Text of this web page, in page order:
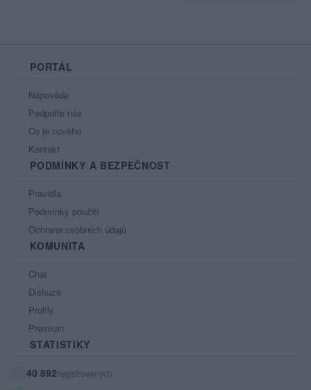
PORTÁL
Nápověda
Podpořte nás
Co je nového
Kontakt
PODMÍNKY A BEZPEČNOST
Pravidla
Podmínky použití
Ochrana osobních údajů
KOMUNITA
Chat
Diskuze
Profily
Premium
STATISTIKY
40 892registrovaných